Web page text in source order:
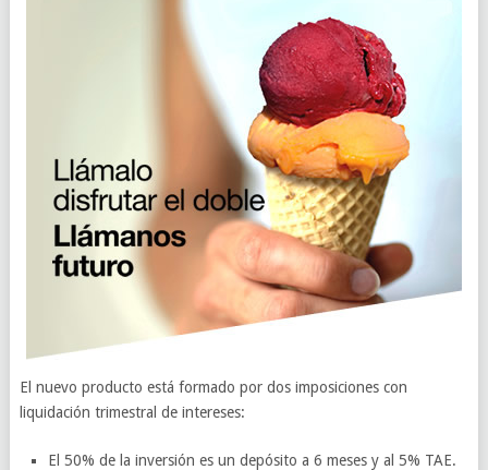
El nuevo producto está formado por dos imposiciones con
liquidación trimestral de intereses:
El 50% de la inversión es un depósito a 6 meses y al 5% TAE.